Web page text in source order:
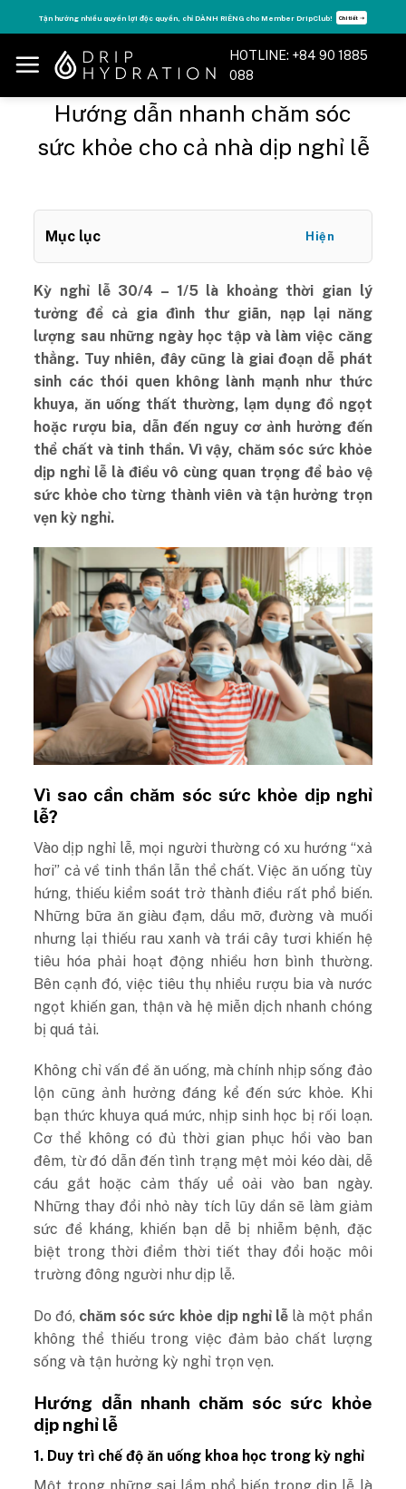
to
content
Tận hưởng nhiều quyền lợi độc quyền, chỉ DÀNH RIÊNG cho Member DripClub! Chi tiết ➝
HOTLINE: +84 90 1885
088
Hướng dẫn nhanh chăm sóc
sức khỏe cho cả nhà dịp nghỉ lễ
Mục lục Hiện
Kỳ nghỉ lễ 30/4 – 1/5 là khoảng thời gian lý
tưởng để cả gia đình thư giãn, nạp lại năng
lượng sau những ngày học tập và làm việc căng
thẳng. Tuy nhiên, đây cũng là giai đoạn dễ phát
sinh các thói quen không lành mạnh như thức
khuya, ăn uống thất thường, lạm dụng đồ ngọt
hoặc rượu bia, dẫn đến nguy cơ ảnh hưởng đến
thể chất và tinh thần. Vì vậy, chăm sóc sức khỏe
dịp nghỉ lễ là điều vô cùng quan trọng để bảo vệ
sức khỏe cho từng thành viên và tận hưởng trọn
vẹn kỳ nghỉ.
Vì sao cần chăm sóc sức khỏe dịp nghỉ
lễ?
Vào dịp nghỉ lễ, mọi người thường có xu hướng “xả
hơi” cả về tinh thần lẫn thể chất. Việc ăn uống tùy
hứng, thiếu kiểm soát trở thành điều rất phổ biến.
Những bữa ăn giàu đạm, dầu mỡ, đường và muối
nhưng lại thiếu rau xanh và trái cây tươi khiến hệ
tiêu hóa phải hoạt động nhiều hơn bình thường.
Bên cạnh đó, việc tiêu thụ nhiều rượu bia và nước
ngọt khiến gan, thận và hệ miễn dịch nhanh chóng
bị quá tải.
Không chỉ vấn đề ăn uống, mà chính nhịp sống đảo
lộn cũng ảnh hưởng đáng kể đến sức khỏe. Khi
bạn thức khuya quá mức, nhịp sinh học bị rối loạn.
Cơ thể không có đủ thời gian phục hồi vào ban
đêm, từ đó dẫn đến tình trạng mệt mỏi kéo dài, dễ
cáu gắt hoặc cảm thấy uể oải vào ban ngày.
Những thay đổi nhỏ này tích lũy dần sẽ làm giảm
sức đề kháng, khiến bạn dễ bị nhiễm bệnh, đặc
biệt trong thời điểm thời tiết thay đổi hoặc môi
trường đông người như dịp lễ.
Do đó, chăm sóc sức khỏe dịp nghỉ lễlà một phần
không thể thiếu trong việc đảm bảo chất lượng
sống và tận hưởng kỳ nghỉ trọn vẹn.
Hướng dẫn nhanh chăm sóc sức khỏe
dịp nghỉ lễ
1. Duy trì chế độ ăn uống khoa học trong kỳ nghỉ
Một trong những sai lầm phổ biến trong dịp lễ là